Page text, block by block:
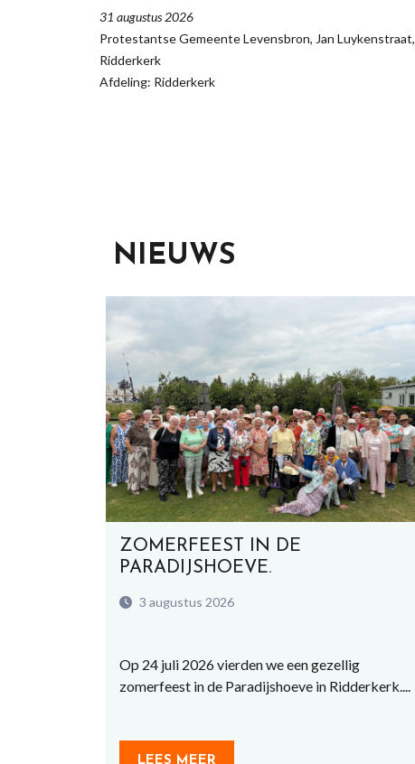
31 augustus 2026
Protestantse Gemeente Levensbron, Jan Luykenstraat,
Ridderkerk
Afdeling: Ridderkerk
NIEUWS
ZOMERFEEST IN DE
PARADIJSHOEVE.
3 augustus 2026
Op 24 juli 2026 vierden we een gezellig
zomerfeest in de Paradijshoeve in Ridderkerk....
LEES MEER